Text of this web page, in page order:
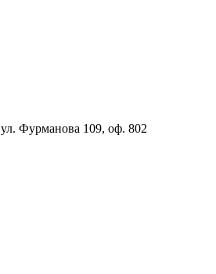
ул. Фурманова 109, оф. 802